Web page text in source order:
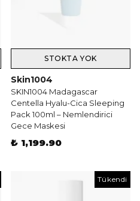
STOKTA YOK
Skin1004
SKIN1004 Madagascar
Centella Hyalu-Cica Sleeping
Pack 100ml – Nemlendirici
Gece Maskesi
₺ 1,199.90
Tükendi